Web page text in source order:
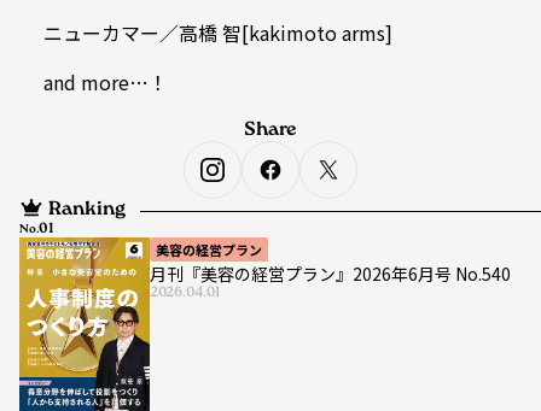
ニューカマー／高橋 智[kakimoto arms]
and more…！
Ranking
美容の経営プラン
月刊『美容の経営プラン』2026年6月号 No.540
2026.04.01
No.
Share